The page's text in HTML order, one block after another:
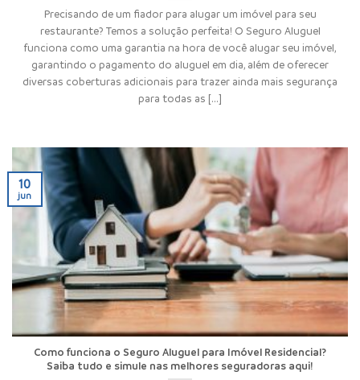
Precisando de um fiador para alugar um imóvel para seu
restaurante? Temos a solução perfeita! O Seguro Aluguel
funciona como uma garantia na hora de você alugar seu imóvel,
garantindo o pagamento do aluguel em dia, além de oferecer
diversas coberturas adicionais para trazer ainda mais segurança
para todas as [...]
Como funciona o Seguro Aluguel para Imóvel Residencial?
Saiba tudo e simule nas melhores seguradoras aqui!
10
jun